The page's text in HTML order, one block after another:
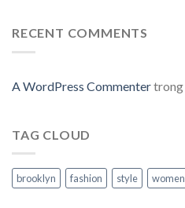
RECENT COMMENTS
A WordPress Commentertrong
TAG CLOUD
brooklyn fashion style women